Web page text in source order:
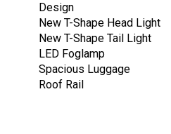
Design
New T-Shape Head Light
New T-Shape Tail Light
LED Foglamp
Spacious Luggage
Roof Rail